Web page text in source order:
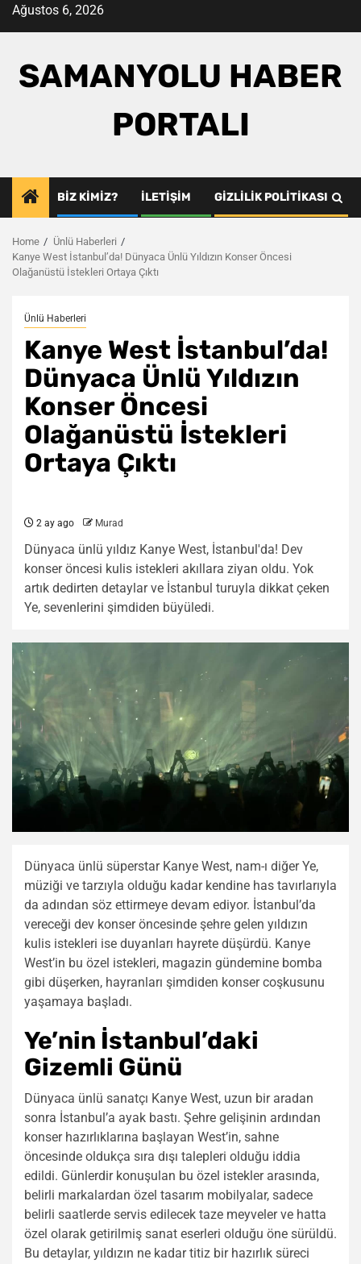
SkipAğustos 6, 2026
SAMANYOLU HABER
PORTALI
BIZ KIMIZ? İLETIŞIM GIZLILIK POLITIKASI
Home
Ünlü Haberleri
Kanye West İstanbul’da! Dünyaca Ünlü Yıldızın Konser Öncesi
Olağanüstü İstekleri Ortaya Çıktı
Ünlü Haberleri
Kanye West İstanbul’da!
Dünyaca Ünlü Yıldızın
Konser Öncesi
Olağanüstü İstekleri
Ortaya Çıktı
2 ay ago Murad
Dünyaca ünlü yıldız Kanye West, İstanbul'da! Dev
konser öncesi kulis istekleri akıllara ziyan oldu. Yok
artık dedirten detaylar ve İstanbul turuyla dikkat çeken
Ye, sevenlerini şimdiden büyüledi.
Dünyaca ünlü süperstar Kanye West, nam-ı diğer Ye,
müziği ve tarzıyla olduğu kadar kendine has tavırlarıyla
da adından söz ettirmeye devam ediyor. İstanbul’da
vereceği dev konser öncesinde şehre gelen yıldızın
kulis istekleri ise duyanları hayrete düşürdü. Kanye
West’in bu özel istekleri, magazin gündemine bomba
gibi düşerken, hayranları şimdiden konser coşkusunu
yaşamaya başladı.
Ye’nin İstanbul’daki
Gizemli Günü
Dünyaca ünlü sanatçı Kanye West, uzun bir aradan
sonra İstanbul’a ayak bastı. Şehre gelişinin ardından
konser hazırlıklarına başlayan West’in, sahne
öncesinde oldukça sıra dışı talepleri olduğu iddia
edildi. Günlerdir konuşulan bu özel istekler arasında,
belirli markalardan özel tasarım mobilyalar, sadece
belirli saatlerde servis edilecek taze meyveler ve hatta
özel olarak getirilmiş sanat eserleri olduğu öne sürüldü.
Bu detaylar, yıldızın ne kadar titiz bir hazırlık süreci